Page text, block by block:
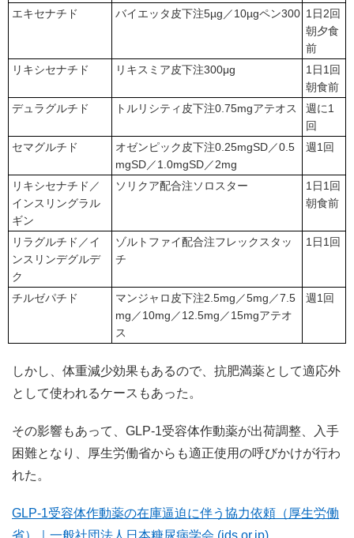
エキセナチド
バイエッタ皮下注5µg／10µgペン300 1日2回
朝夕食
前
リキシセナチド
リキスミア皮下注300μg
1日1回
朝食前
デュラグルチド
トルリシティ皮下注0.75mgアテオス
週に1
回
セマグルチド
オゼンピック皮下注0.25mgSD／0.5
mgSD／1.0mgSD／2mg
週1回
リキシセナチド／
インスリングラル
ギン
ソリクア配合注ソロスター
1日1回
朝食前
リラグルチド／イ
ンスリンデグルデ
ク
ゾルトファイ配合注フレックスタッ
チ
1日1回
チルゼパチド
マンジャロ皮下注2.5mg／5mg／7.5
mg／10mg／12.5mg／15mgアテオ
ス
週1回
しかし、体重減少効果もあるので、抗肥満薬として適応外
として使われるケースもあった。
その影響もあって、GLP-1受容体作動薬が出荷調整、入手
困難となり、厚生労働省からも適正使用の呼びかけが行わ
れた。
GLP-1受容体作動薬の在庫逼迫に伴う協力依頼（厚生労働
省）｜一般社団法人日本糖尿病学会 (jds.or.jp)